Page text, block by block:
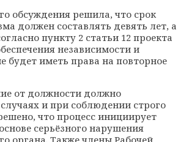
обсуждения решила, что срок
должен составлять девять лет, а
пункту 2 статьи 12 проекта
независимости и
будет иметь права на повторное
от должности должно
и при соблюдении строго
что процесс инициирует
серьёзного нарушения
органа. Также члены Рабочей